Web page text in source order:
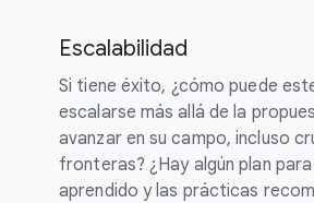
Escalabilidad
Si tiene éxito, ¿cómo puede
escalarse más allá de la
avanzar en su campo, incluso
fronteras? ¿Hay algún plan
aprendido y las prácticas